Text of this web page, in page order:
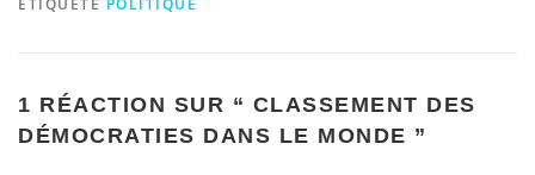
ÉTIQUETÉ POLITIQUE
1 RÉACTION SUR “ CLASSEMENT DES
DÉMOCRATIES DANS LE MONDE ”